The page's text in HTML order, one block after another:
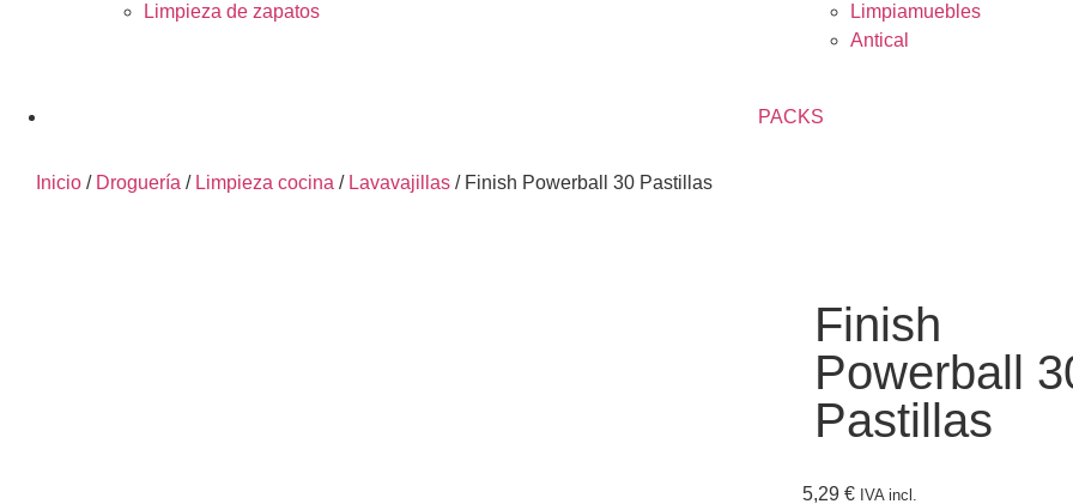
Limpieza de zapatos
Limpiamuebles
Antical
PACKS
Inicio / Droguería / Limpieza cocina / Lavavajillas / Finish Powerball 30 Pastillas
Finish
Powerball
Pastillas
5,29 € IVA incl.